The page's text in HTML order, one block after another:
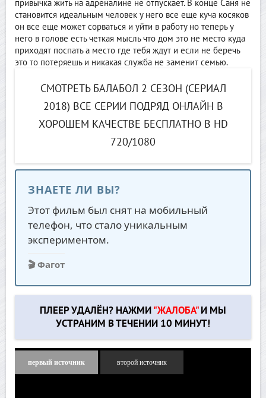
привычка жить на адреналине не отпускает. В конце Саня не
становится идеальным человек у него все еще куча косяков
он все еще может сорваться и уйти в работу но теперь у
него в голове есть четкая мысль что дом это не место куда
приходят поспать а место где тебя ждут и если не беречь
это то потеряешь и никакая служба не заменит семью.
СМОТРЕТЬ БАЛАБОЛ 2 СЕЗОН (СЕРИАЛ
2018) ВСЕ СЕРИИ ПОДРЯД ОНЛАЙН В
ХОРОШЕМ КАЧЕСТВЕ БЕСПЛАТНО В HD
720/1080
ЗНАЕТЕ ЛИ ВЫ?
Этот фильм был снят на мобильный
телефон, что стало уникальным
экспериментом.
🎬 Фагот
ПЛЕЕР УДАЛЁН? НАЖМИ "ЖАЛОБА"И МЫ
УСТРАНИМ В ТЕЧЕНИИ 10 МИНУТ!
первый источник второй источник